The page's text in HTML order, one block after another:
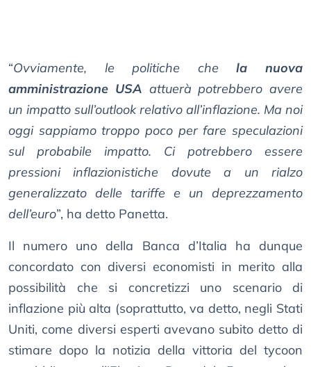
“Ovviamente, le politiche chela nuova
amministrazione USA attuerà potrebbero avere
un impatto sull’outlook relativo all’inflazione. Ma noi
oggi sappiamo troppo poco per fare speculazioni
sul probabile impatto. Ci potrebbero essere
pressioni inflazionistiche dovute a un rialzo
generalizzato delle tariffe e un deprezzamento
dell’euro”, ha detto Panetta.
Il numero uno della Banca d’Italia ha dunque
concordato con diversi economisti in merito alla
possibilità che si concretizzi uno scenario di
inflazione più alta (soprattutto, va detto, negli Stati
Uniti, come diversi esperti avevano subito detto di
stimare dopo la notizia della vittoria del tycoon